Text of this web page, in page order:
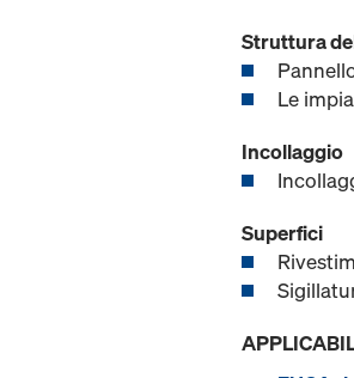
Struttura
Le
Incollaggio
Superfici